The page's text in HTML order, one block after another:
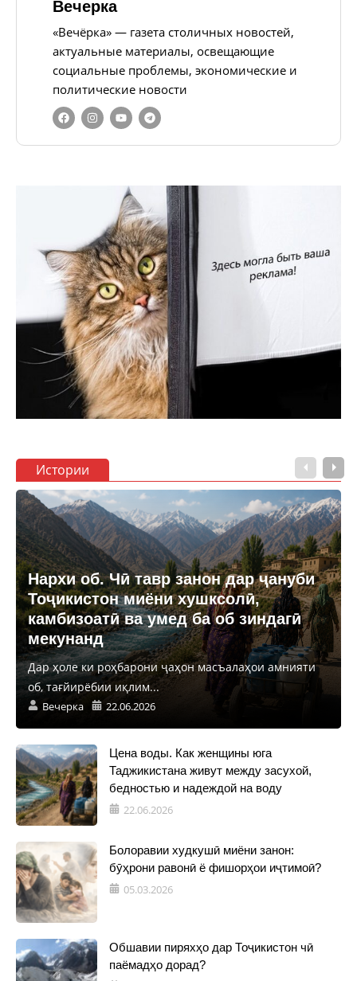
Вечерка
«Вечёрка» — газета столичных новостей,
актуальные материалы, освещающие
социальные проблемы, экономические и
политические новости
Истории
Нархи об. Чӣ тавр занон дар ҷануби
Тоҷикистон миёни хушксолӣ,
камбизоатӣ ва умед ба об зиндагӣ
мекунанд
Дар ҳоле ки роҳбарони ҷаҳон масъалаҳои амнияти
об, тағйирёбии иқлим...
Вечерка 22.06.2026
Цена воды. Как женщины юга
Таджикистана живут между засухой,
бедностью и надеждой на воду
22.06.2026
Болоравии худкушӣ миёни занон:
бӯҳрони равонӣ ё фишорҳои иҷтимоӣ?
05.03.2026
Обшавии пиряхҳо дар Тоҷикистон чӣ
паёмадҳо дорад?